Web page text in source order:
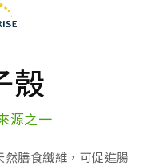
殼
源之一
膳食纖維，可促進腸